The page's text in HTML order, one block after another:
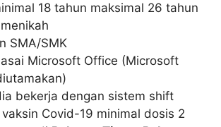
18 tahun maksimal 26 tahun
SMA/SMK
Microsoft Office (Microsoft
bekerja dengan sistem shift
Covid-19 minimal dosis 2